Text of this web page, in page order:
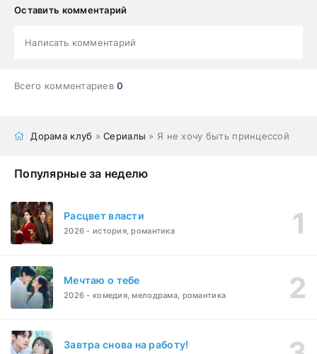
Оставить комментарий
Написать комментарий
Всего комментариев0
Дорама клуб »Сериалы » Я не хочу быть принцессой
Популярные за неделю
Расцвет власти
2026 - история, романтика
Мечтаю о тебе
2026 - комедия, мелодрама, романтика
Завтра снова на работу!